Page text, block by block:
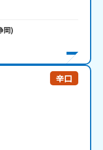
岡)
辛口